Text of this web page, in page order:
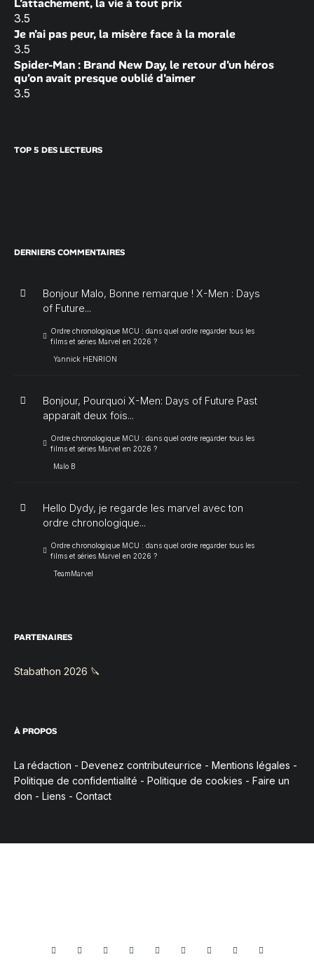
L’attachement, la vie à tout prix
3.5
Je n’ai pas peur, la misère face à la morale
3.5
Spider-Man : Brand New Day, le retour d’un héros
qu’on avait presque oublié d’aimer
3.5
TOP 5 DES LECTEURS
DERNIERS COMMENTAIRES
Bonjour Malo, Bonne remarque ! X-Men : Days
of Future...
Ordre chronologique MCU : dans quel ordre regarder tous les
films et séries Marvel en 2026 ?
Yannick HENRION
Bonjour, Pourquoi X-Men: Days of Future Past
apparait deux fois...
Ordre chronologique MCU : dans quel ordre regarder tous les
films et séries Marvel en 2026 ?
Malo B
Hello Dydy, je regarde les marvel avec ton
ordre chronologique...
Ordre chronologique MCU : dans quel ordre regarder tous les
films et séries Marvel en 2026 ?
TeamMarvel
PARTENAIRES
Stabathon 2026 🔪
À PROPOS
La rédaction - Devenez contributeur·rice - Mentions légales -
Politique de confidentialité - Politique de cookies - Faire un
don - Liens - Contact